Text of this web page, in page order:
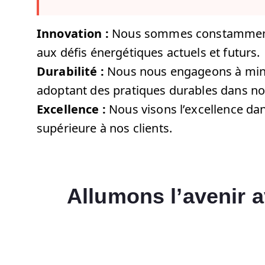
Innovation : Nous sommes
aux défis énergétiques actuels et futurs.
Durabilité : Nous nous engageons à
adoptant des pratiques durables dans
Excellence : Nous visons l’excellence
supérieure à nos clients.
Allumons l’avenir